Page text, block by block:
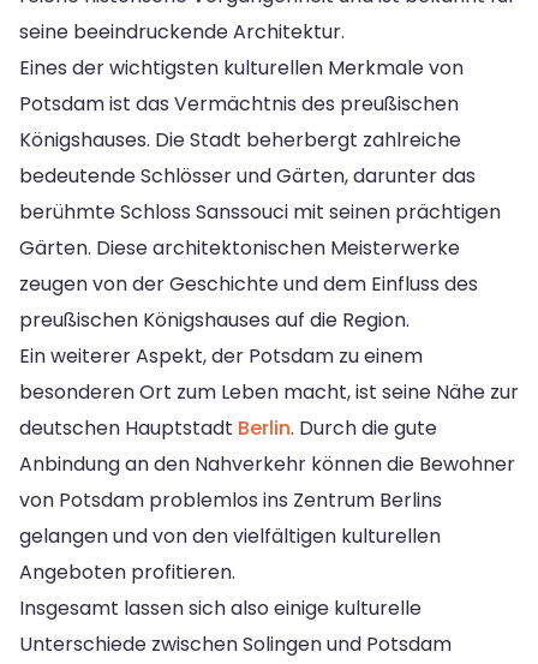
seine beeindruckende Architektur.
Eines der wichtigsten kulturellen Merkmale von
Potsdam ist das Vermächtnis des preußischen
Königshauses. Die Stadt beherbergt zahlreiche
bedeutende Schlösser und Gärten, darunter das
berühmte Schloss Sanssouci mit seinen prächtigen
Gärten. Diese architektonischen Meisterwerke
zeugen von der Geschichte und dem Einfluss des
preußischen Königshauses auf die Region.
Ein weiterer Aspekt, der Potsdam zu einem
besonderen Ort zum Leben macht, ist seine Nähe zur
deutschen Hauptstadt Berlin. Durch die gute
Anbindung an den Nahverkehr können die Bewohner
von Potsdam problemlos ins Zentrum Berlins
gelangen und von den vielfältigen kulturellen
Angeboten profitieren.
Insgesamt lassen sich also einige kulturelle
Unterschiede zwischen Solingen und Potsdam